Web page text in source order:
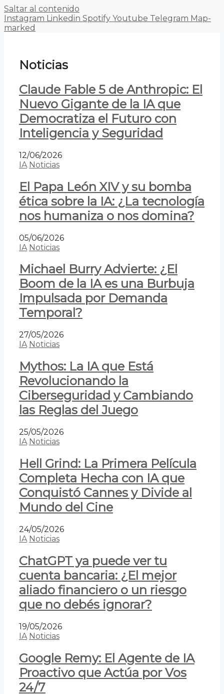
Saltar al contenido
Instagram Linkedin Spotify Youtube Telegram Map-
marked
Noticias
Claude Fable 5 de Anthropic: El
Nuevo Gigante de la IA que
Democratiza el Futuro con
Inteligencia y Seguridad
12/06/2026
IA Noticias
El Papa León XIV y su bomba
ética sobre la IA: ¿La tecnología
nos humaniza o nos domina?
05/06/2026
IA Noticias
Michael Burry Advierte: ¿El
Boom de la IA es una Burbuja
Impulsada por Demanda
Temporal?
27/05/2026
IA Noticias
Mythos: La IA que Está
Revolucionando la
Ciberseguridad y Cambiando
las Reglas del Juego
25/05/2026
IA Noticias
Hell Grind: La Primera Película
Completa Hecha con IA que
Conquistó Cannes y Divide al
Mundo del Cine
24/05/2026
IA Noticias
ChatGPT ya puede ver tu
cuenta bancaria: ¿El mejor
aliado financiero o un riesgo
que no debés ignorar?
19/05/2026
IA Noticias
Google Remy: El Agente de IA
Proactivo que Actúa por Vos
24/7